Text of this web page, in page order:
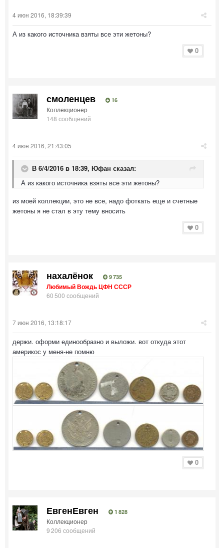
4 июн 2016, 18:39:39
А из какого источника взяты все эти жетоны?
0
смоленцев 16
Коллекционер
148 сообщений
4 июн 2016, 21:43:05
В 6/4/2016 в 18:39, Юфан сказал:
А из какого источника взяты все эти жетоны?
из моей коллекции, это не все, надо фоткать еще и счетные
жетоны я не стал в эту тему вносить
0
нахалёнок 9 735
Любимый Вождь ЦФН СССР
60 500 сообщений
7 июн 2016, 13:18:17
держи. оформи единообразно и выложи. вот откуда этот
америкос у меня-не помню
0
ЕвгенЕвген 1 828
Коллекционер
9 206 сообщений